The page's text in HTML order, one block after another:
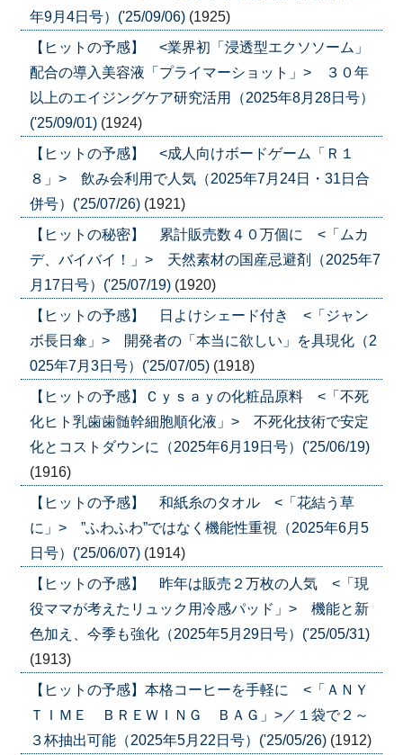
年9月4日号）('25/09/06) (1925)
【ヒットの予感】 <業界初「浸透型エクソソーム」
配合の導入美容液「プライマーショット」> ３０年
以上のエイジングケア研究活用（2025年8月28日号）
('25/09/01) (1924)
【ヒットの予感】 <成人向けボードゲーム「Ｒ１
８」> 飲み会利用で人気（2025年7月24日・31日合
併号）('25/07/26) (1921)
【ヒットの秘密】 累計販売数４０万個に <「ムカ
デ、バイバイ！」> 天然素材の国産忌避剤（2025年7
月17日号）('25/07/19) (1920)
【ヒットの予感】 日よけシェード付き <「ジャン
ボ長日傘」> 開発者の「本当に欲しい」を具現化（2
025年7月3日号）('25/07/05) (1918)
【ヒットの予感】Ｃｙｓａｙの化粧品原料 <「不死
化ヒト乳歯歯髄幹細胞順化液」> 不死化技術で安定
化とコストダウンに（2025年6月19日号）('25/06/19)
(1916)
【ヒットの予感】 和紙糸のタオル <「花結う草
に」> ”ふわふわ”ではなく機能性重視（2025年6月5
日号）('25/06/07) (1914)
【ヒットの予感】 昨年は販売２万枚の人気 <「現
役ママが考えたリュック用冷感パッド」> 機能と新
色加え、今季も強化（2025年5月29日号）('25/05/31)
(1913)
【ヒットの予感】本格コーヒーを手軽に <「ＡＮＹ
ＴＩＭＥ ＢＲＥＷＩＮＧ ＢＡＧ」>／１袋で２～
３杯抽出可能（2025年5月22日号）('25/05/26) (1912)